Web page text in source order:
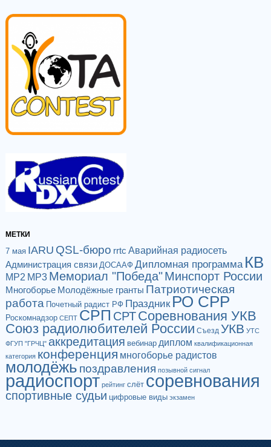
МЕТКИ
7 мая IARU QSL-бюро rrtc Аварийная радиосеть
Администрация связи ДОСААФ Дипломная программа КВ
МР2 МР3 Мемориал "Победа"Минспорт России
Многоборье Молодёжные гранты Патриотическая
работа Почетный радист РФ Праздник РО СРР
Роскомнадзор СЕПТ СРП СРТСоревнования УКВ
Союз радиолюбителей России Съезд УКВ УТС
ФГУП "ГРЧЦ" аккредитация вебинар диплом квалификационная
категория конференция многоборье радистов
молодёжь поздравления позывной сигнал
радиоспорт рейтинг слёт соревнования
спортивные судьи цифровые виды экзамен